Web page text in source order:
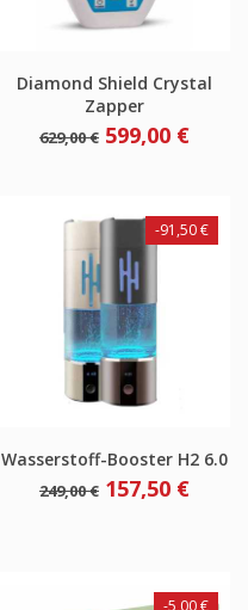
Diamond Shield Crystal
Zapper
Verkaufspreis
629,00 € Preis
599,00 €
Wasserstoff-Booster H2 6.0
Verkaufspreis
249,00 €
-91,50 €
Preis
157,50 €